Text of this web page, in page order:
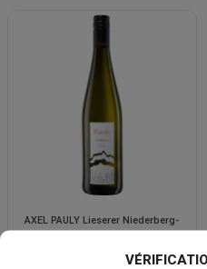
AXEL PAULY Lieserer Niederberg-